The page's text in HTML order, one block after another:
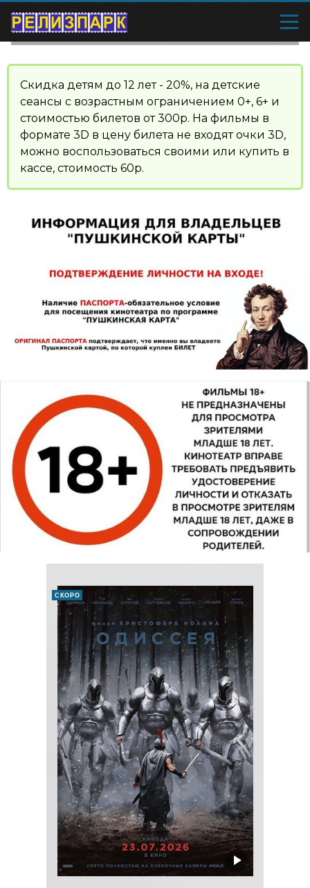
Скидка детям до 12 лет - 20%, на детские
сеансы с возрастным ограничением 0+, 6+ и
стоимостью билетов от 300р. На фильмы в
формате 3D в цену билета не входят очки 3D,
можно воспользоваться своими или купить в
кассе, стоимость 60р.
СКОРО